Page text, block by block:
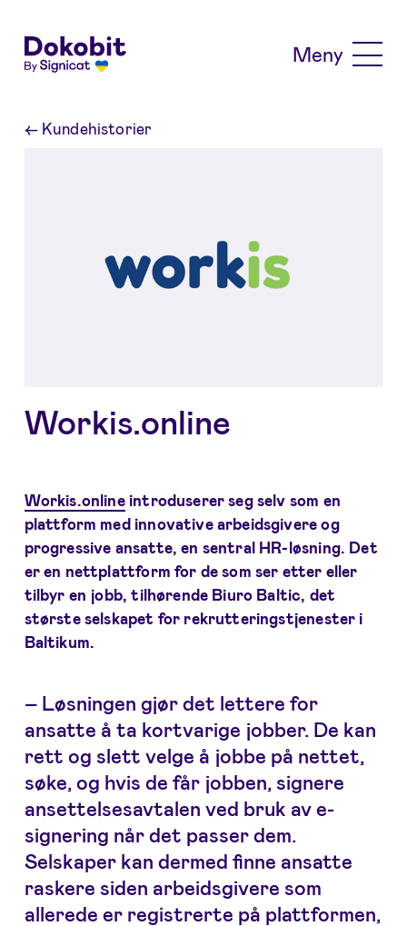
Meny
←Kundehistorier
Workis.online
Workis.onlineintroduserer seg selv som en
plattform med innovative arbeidsgivere og
progressive ansatte, en sentral HR-løsning. Det
er en nettplattform for de som ser etter eller
tilbyr en jobb, tilhørende Biuro Baltic, det
største selskapet for rekrutteringstjenester i
Baltikum.
– Løsningen gjør det lettere for
ansatte å ta kortvarige jobber. De kan
rett og slett velge å jobbe på nettet,
søke, og hvis de får jobben, signere
ansettelsesavtalen ved bruk av e-
signering når det passer dem.
Selskaper kan dermed finne ansatte
raskere siden arbeidsgivere som
allerede er registrerte på plattformen,